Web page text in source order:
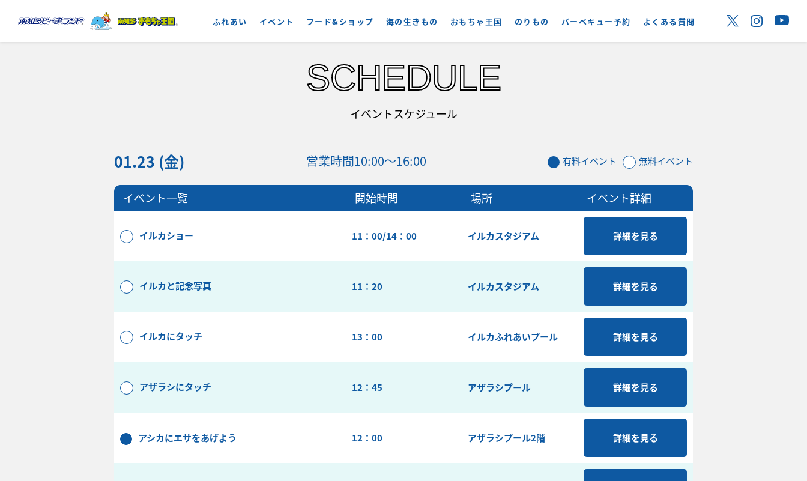
ふれあい イベント フード&ショップ 海の生きもの おもちゃ王国 のりもの バーベキュー予約 よくある質問
SCHEDULE
イベントスケジュール
01.23 (金) 営業時間10:00～16:00 有料イベント 無料イベント
イベント一覧 開始時間 場所 イベント詳細
イルカショー 11：00/14：00 イルカスタジアム 詳細を見る
イルカと記念写真 11：20 イルカスタジアム 詳細を見る
イルカにタッチ 13：00 イルカふれあいプール 詳細を見る
アザラシにタッチ 12：45 アザラシプール 詳細を見る
アシカにエサをあげよう 12：00 アザラシプール2階 詳細を見る